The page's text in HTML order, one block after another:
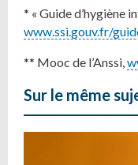
* « Guide d’hygiène
www.ssi.gouv.fr/
** Mooc de l’Anssi,
Sur le même